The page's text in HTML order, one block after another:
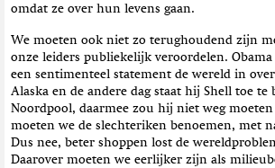
omdat ze over hun levens gaan.
We moeten ook niet zo terughoudend zijn
onze leiders publiekelijk veroordelen.
een sentimenteel statement de wereld in
Alaska en de andere dag staat hij Shell toe te
Noordpool, daarmee zou hij niet weg
moeten we de slechteriken benoemen, met
Dus nee, beter shoppen lost de
Daarover moeten we eerlijker zijn als